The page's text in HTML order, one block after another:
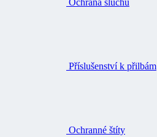
Ochrana sluchu
Příslušenství k přilbám
Ochranné štíty